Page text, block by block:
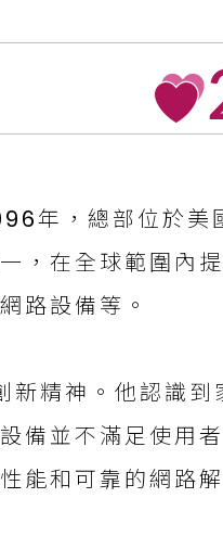
年，總部位於美
，在全球範圍內提
路設備等。
精神。他認識到
備並不滿足使用者
能和可靠的網路解